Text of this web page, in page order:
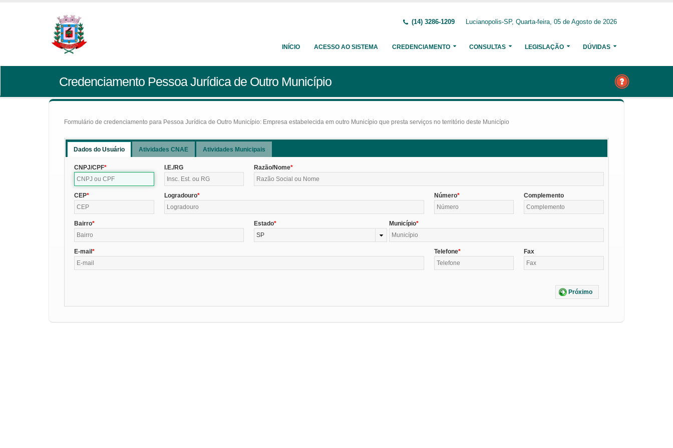
(14) 3286-1209 Lucianopolis-SP, Quarta-feira, 05 de Agosto de 2026
INÍCIO ACESSO AO SISTEMA CREDENCIAMENTO CONSULTAS LEGISLAÇÃO DÚVIDAS
Credenciamento Pessoa Jurídica de Outro Município
Formulário de credenciamento para Pessoa Jurídica de Outro Município: Empresa estabelecida em outro Município que presta serviços no território deste Município
Dados do Usuário Atividades CNAE Atividades Municipais
CNPJ/CPF I.E./RG Razão/Nome
CEP Logradouro Número Complemento
Bairro
Estado
SP
Município
E-mail Telefone Fax
Próximo